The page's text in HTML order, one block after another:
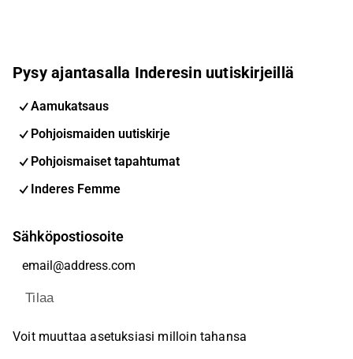
Pysy ajantasalla Inderesin uutiskirjeillä
Aamukatsaus
Pohjoismaiden uutiskirje
Pohjoismaiset tapahtumat
Inderes Femme
Sähköpostiosoite
Tilaa
Voit muuttaa asetuksiasi milloin tahansa